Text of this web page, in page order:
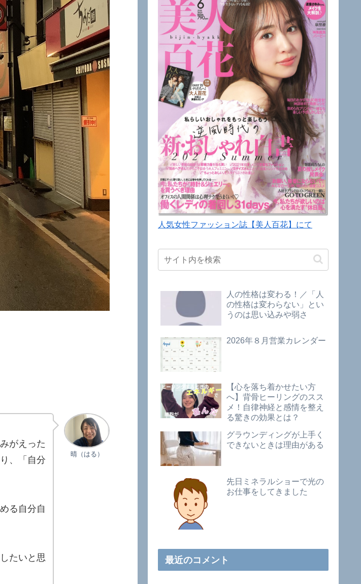
晴（はる）
がえった
、「自分
る自分自
たいと思
人気女性ファッション誌【美人百花】にて
人の性格は変わる！／「人
の性格は変わらない」とい
うのは思い込みや弱さ
2026年８月営業カレンダー
【心を落ち着かせたい方
へ】背骨ヒーリングのスス
メ！自律神経と感情を整え
る驚きの効果とは？
グラウンディングが上手く
できないときは理由がある
先日ミネラルショーで光の
お仕事をしてきました
最近のコメント